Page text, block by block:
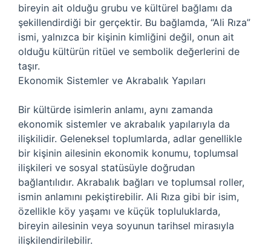
bireyin ait olduğu grubu ve kültürel bağlamı da
şekillendirdiği bir gerçektir. Bu bağlamda, “Ali Rıza”
ismi, yalnızca bir kişinin kimliğini değil, onun ait
olduğu kültürün ritüel ve sembolik değerlerini de
taşır.
Ekonomik Sistemler ve Akrabalık Yapıları
Bir kültürde isimlerin anlamı, aynı zamanda
ekonomik sistemler ve akrabalık yapılarıyla da
ilişkilidir. Geleneksel toplumlarda, adlar genellikle
bir kişinin ailesinin ekonomik konumu, toplumsal
ilişkileri ve sosyal statüsüyle doğrudan
bağlantılıdır. Akrabalık bağları ve toplumsal roller,
ismin anlamını pekiştirebilir. Ali Rıza gibi bir isim,
özellikle köy yaşamı ve küçük topluluklarda,
bireyin ailesinin veya soyunun tarihsel mirasıyla
ilişkilendirilebilir.